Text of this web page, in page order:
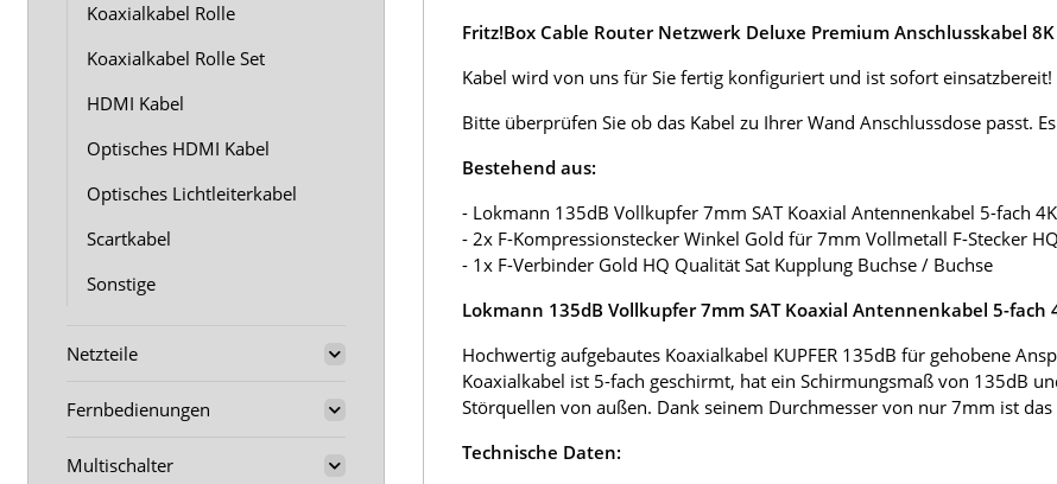
Fritz!Box Cable Router Netzwerk Deluxe Premium Anschlusskabel
Kabel wird von uns für Sie fertig konfiguriert und ist sofort einsatzbereit!
Bitte überprüfen Sie ob das Kabel zu Ihrer Wand Anschlussdose passt.
Bestehend aus:
- Lokmann 135dB Vollkupfer 7mm SAT Koaxial Antennenkabel 5-fach
- 2x F-Kompressionstecker Winkel Gold für 7mm Vollmetall F-Stecker
- 1x F-Verbinder Gold HQ Qualität Sat Kupplung Buchse / Buchse
Lokmann 135dB Vollkupfer 7mm SAT Koaxial Antennenkabel 5-fach
Hochwertig aufgebautes Koaxialkabel KUPFER 135dB für gehobene
Koaxialkabel ist 5-fach geschirmt, hat ein Schirmungsmaß von 135dB
Störquellen von außen. Dank seinem Durchmesser von nur 7mm ist
Technische Daten:
Koaxialkabel Rolle
Koaxialkabel Rolle Set
HDMI Kabel
Optisches HDMI Kabel
Optisches Lichtleiterkabel
Scartkabel
Sonstige
Netzteile
Fernbedienungen
Multischalter